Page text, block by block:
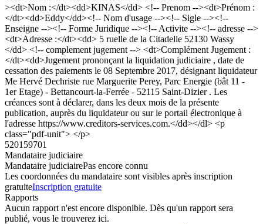
><dt>Nom :</dt><dd>KINAS</dd> <!-- Prenom --><dt>Prénom :
</dt><dd>Eddy</dd><!-- Nom d'usage --><!-- Sigle --><!--
Enseigne --><!-- Forme Juridique --><!-- Activite --><!-- adresse -->
<dt>Adresse :</dt><dd> 5 ruelle de la Citadelle 52130 Wassy
</dd> <!-- complement jugement --> <dt>Complément Jugement :
</dt><dd>Jugement prononçant la liquidation judiciaire , date de
cessation des paiements le 08 Septembre 2017, désignant liquidateur
Me Hervé Dechriste rue Marguerite Perey, Parc Energie (bât 11 -
1er Etage) - Bettancourt-la-Ferrée - 52115 Saint-Dizier . Les
créances sont à déclarer, dans les deux mois de la présente
publication, auprès du liquidateur ou sur le portail électronique à
l'adresse https://www.creditors-services.com.</dd></dl> <p
class="pdf-unit"> </p>
520159701
Mandataire judiciaire
Mandataire judiciairePas encore connu
Les coordonnées du mandataire sont visibles après inscription
gratuiteInscription gratuite
Rapports
Aucun rapport n'est encore disponible. Dès qu'un rapport sera
publié, vous le trouverez ici.